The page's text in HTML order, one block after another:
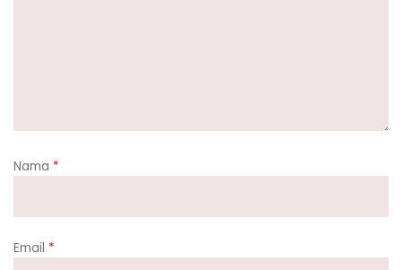
Nama *
Email *